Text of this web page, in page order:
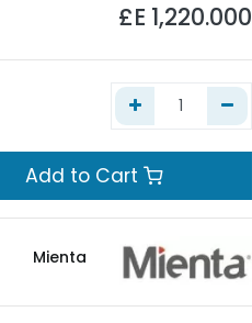
1,220.000
Add to Cart
Mienta